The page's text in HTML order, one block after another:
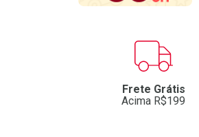
Benefícios
Frete Grátis
Acima R$199